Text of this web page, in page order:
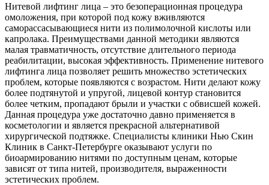
Нитевой лифтинг лица – это безоперационная процедура
омоложения, при которой под кожу вживляются
саморассасывающиеся нити из полимолочной кислоты или
капролака. Преимуществами данной методики являются
малая травматичность, отсутствие длительного периода
реабилитации, высокая эффективность. Применение нитевого
лифтинга лица позволяет решить множество эстетических
проблем, которые появляются с возрастом. Нити делают кожу
более подтянутой и упругой, лицевой контур становится
более четким, пропадают брыли и участки с обвисшей кожей.
Данная процедура уже достаточно давно применяется в
косметологии и является прекрасной альтернативой
хирургической подтяжке. Специалисты клиники Нью Скин
Клиник в Санкт-Петербурге оказывают услуги по
биоармированию нитями по доступным ценам, которые
зависят от типа нитей, производителя, выраженности
эстетических проблем.